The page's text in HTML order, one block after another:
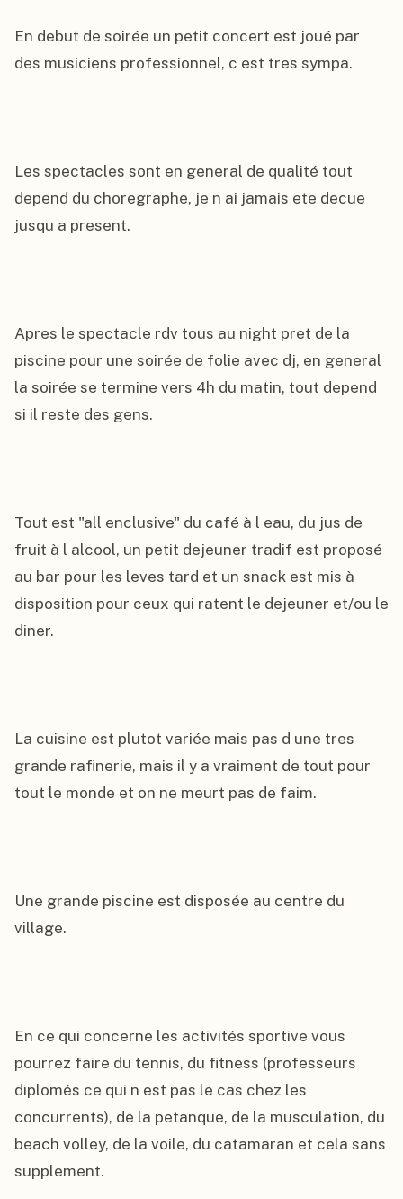
En debut de soirée un petit concert est joué par
des musiciens professionnel, c est tres sympa.
Les spectacles sont en general de qualité tout
depend du choregraphe, je n ai jamais ete decue
jusqu a present.
Apres le spectacle rdv tous au night pret de la
piscine pour une soirée de folie avec dj, en general
la soirée se termine vers 4h du matin, tout depend
si il reste des gens.
Tout est "all enclusive" du café à l eau, du jus de
fruit à l alcool, un petit dejeuner tradif est proposé
au bar pour les leves tard et un snack est mis à
disposition pour ceux qui ratent le dejeuner et/ou le
diner.
La cuisine est plutot variée mais pas d une tres
grande rafinerie, mais il y a vraiment de tout pour
tout le monde et on ne meurt pas de faim.
Une grande piscine est disposée au centre du
village.
En ce qui concerne les activités sportive vous
pourrez faire du tennis, du fitness (professeurs
diplomés ce qui n est pas le cas chez les
concurrents), de la petanque, de la musculation, du
beach volley, de la voile, du catamaran et cela sans
supplement.